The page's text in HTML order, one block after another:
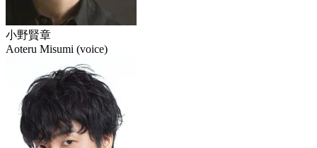
小野賢章
Aoteru Misumi (voice)